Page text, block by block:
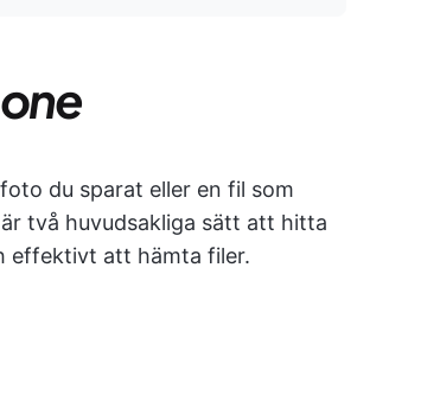
du sparat eller en fil som
är två huvudsakliga sätt att hitta
effektivt att hämta filer.